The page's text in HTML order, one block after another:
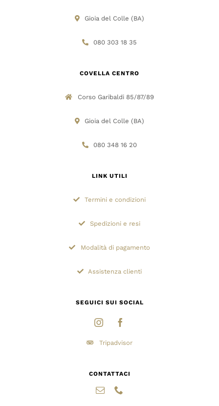
Gioia del Colle (BA)
080 303 18 35
COVELLA CENTRO
Corso Garibaldi 85/87/89
Gioia del Colle (BA)
080 348 16 20
LINK UTILI
Termini e condizioni
Spedizioni e resi
Modalità di pagamento
Assistenza clienti
SEGUICI SUI SOCIAL
Tripadvisor
CONTATTACI